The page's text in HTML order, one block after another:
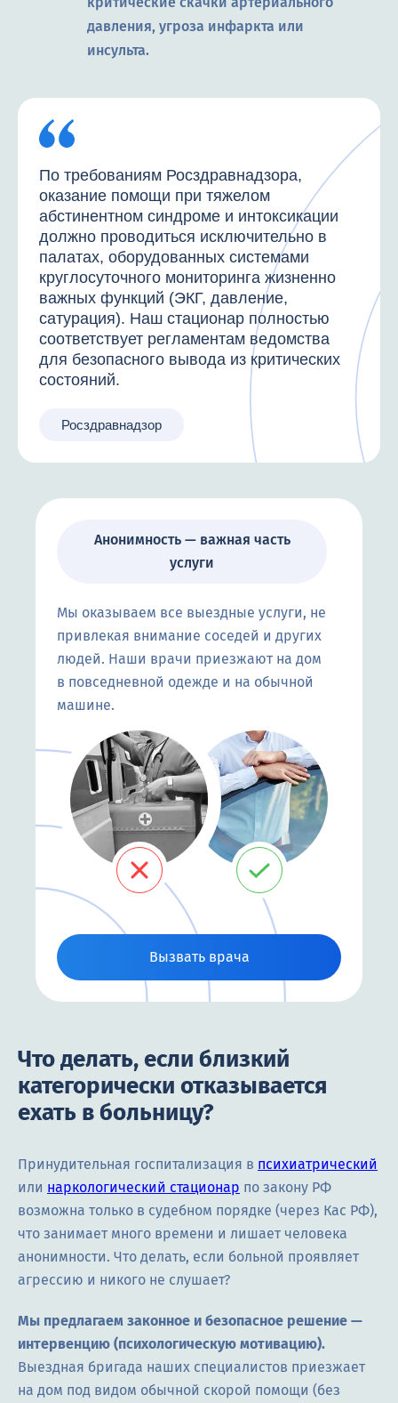
давления, угроза инфаркта или
инсульта.
По требованиям Росздравнадзора,
оказание помощи при тяжелом
абстинентном синдроме и интоксикации
должно проводиться исключительно в
палатах, оборудованных системами
круглосуточного мониторинга жизненно
важных функций (ЭКГ, давление,
сатурация). Наш стационар полностью
соответствует регламентам ведомства
для безопасного вывода из критических
состояний.
Росздравнадзор
Анонимность — важная часть
услуги
Мы оказываем все выездные услуги, не
привлекая внимание соседей и других
людей. Наши врачи приезжают на дом
в повседневной одежде и на обычной
машине.
Вызвать врача
Что делать, если близкий
категорически отказывается
ехать в больницу?
Принудительная госпитализация в психиатрический
или наркологический стационар по закону РФ
возможна только в судебном порядке (через Кас РФ),
что занимает много времени и лишает человека
анонимности. Что делать, если больной проявляет
агрессию и никого не слушает?
Мы предлагаем законное и безопасное решение —
интервенцию (психологическую мотивацию).
Выездная бригада наших специалистов приезжает
на дом под видом обычной скорой помощи (без